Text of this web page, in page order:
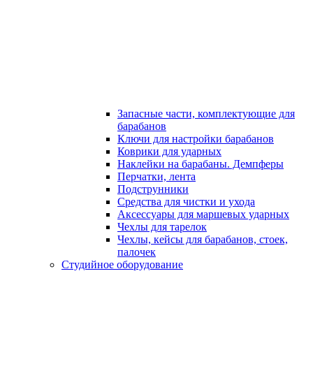
Запасные части, комплектующие для
барабанов
Ключи для настройки барабанов
Коврики для ударных
Наклейки на барабаны. Демпферы
Перчатки, лента
Подструнники
Средства для чистки и ухода
Аксессуары для маршевых ударных
Чехлы для тарелок
Чехлы, кейсы для барабанов, стоек,
палочек
Студийное оборудование